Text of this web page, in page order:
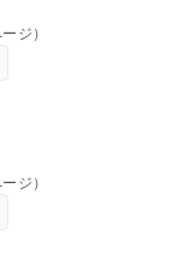
ジ）
ジ）